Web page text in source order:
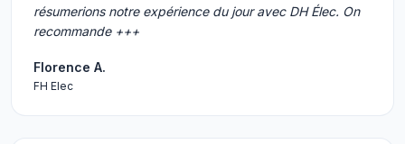
résumerions notre expérience du jour avec DH Élec. On
recommande +++
Florence A.
FH Elec